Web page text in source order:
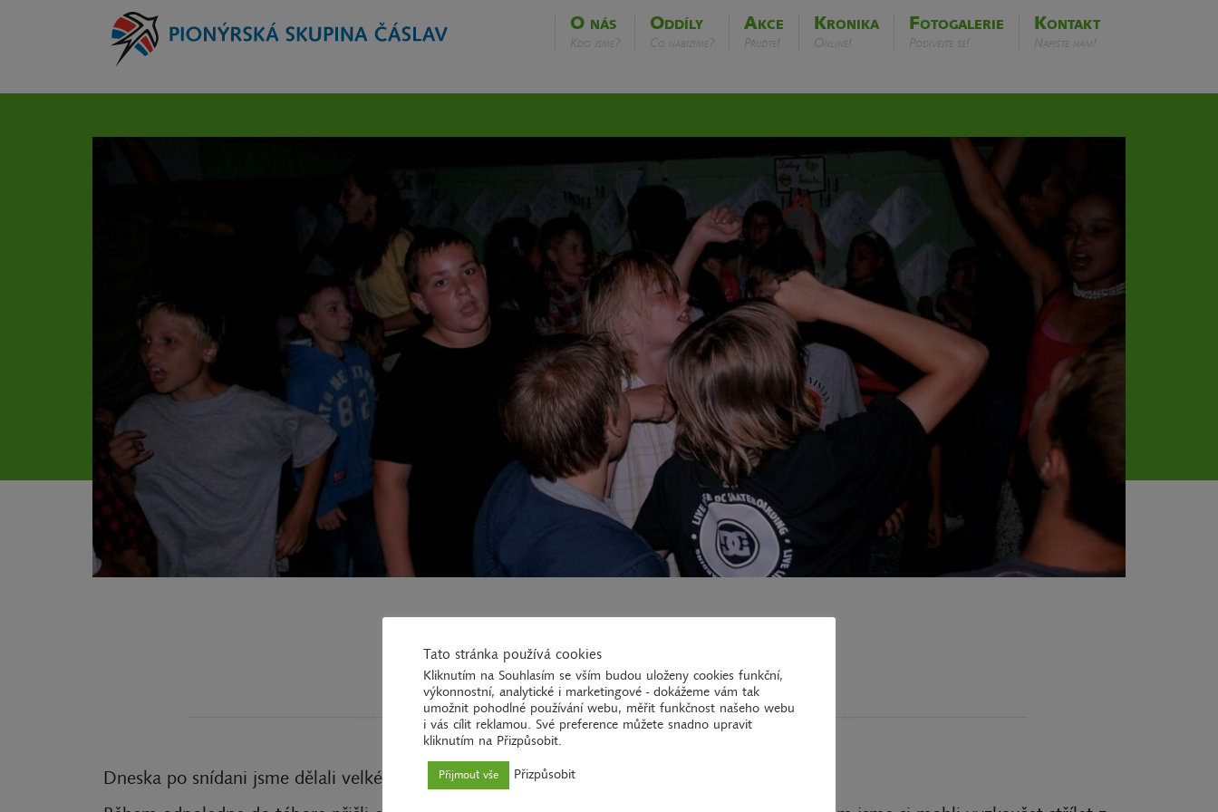
O nás
Kdo jsme?
Oddíly
Co nabízíme?
Akce
Přijďte!
Kronika
Online!
Fotogalerie
Podívejte se!
Kontakt
Napište nám!
3. 7.—15. 7. 2011 Hološiny
Dneska po snídani jsme dělali velké uzle. Potom jsme měli až do oběda osobní volno.
Tato stránka používá cookies
Kliknutím na Souhlasím se vším budou uloženy cookies funkční,
výkonnostní, analytické i marketingové - dokážeme vám tak
umožnit pohodlné používání webu, měřit funkčnost našeho webu
i vás cílit reklamou. Své preference můžete snadno upravit
kliknutím na Přizpůsobit.
Přijmout vše Přizpůsobit